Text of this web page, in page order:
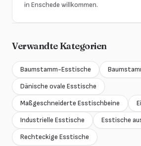
in Enschede willkommen.
Verwandte Kategorien
Baumstamm-Esstische
Dänische ovale Esstische
Maßgeschneiderte Esstischbeine
Industrielle Esstische
Esstische
Rechteckige Esstische